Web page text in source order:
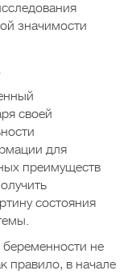
значимости
своей
для
преимуществ
состояния
беременности не
правило, в начале